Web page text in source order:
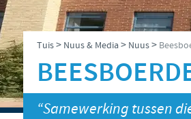
Varke
Tuis> Nuus & Media> Nuus>
“Samewerking tussen